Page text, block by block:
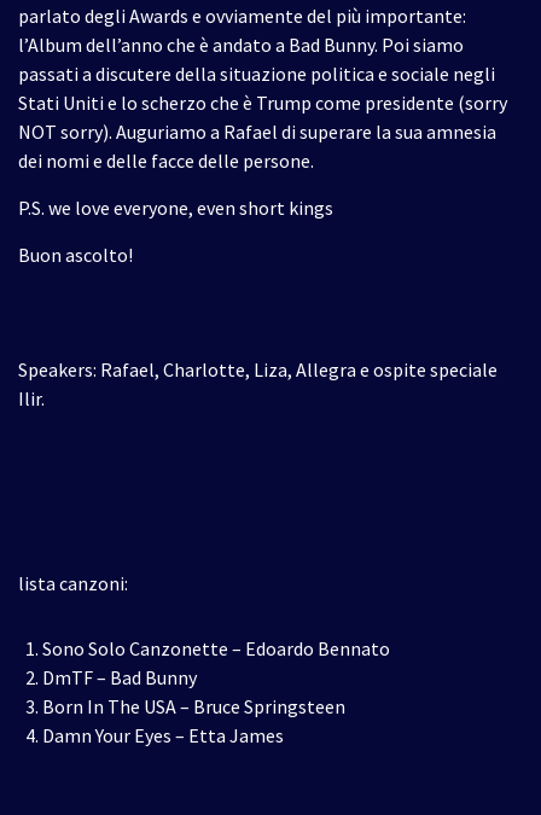
parlato degli Awards e ovviamente del più importante:
l’Album dell’anno che è andato a Bad Bunny. Poi siamo
passati a discutere della situazione politica e sociale negli
Stati Uniti e lo scherzo che è Trump come presidente (sorry
NOT sorry). Auguriamo a Rafael di superare la sua amnesia
dei nomi e delle facce delle persone.
P.S. we love everyone, even short kings
Buon ascolto!
Speakers: Rafael, Charlotte, Liza, Allegra e ospite speciale
Ilir.
lista canzoni:
Sono Solo Canzonette – Edoardo Bennato
DmTF – Bad Bunny
Born In The USA – Bruce Springsteen
Damn Your Eyes – Etta James